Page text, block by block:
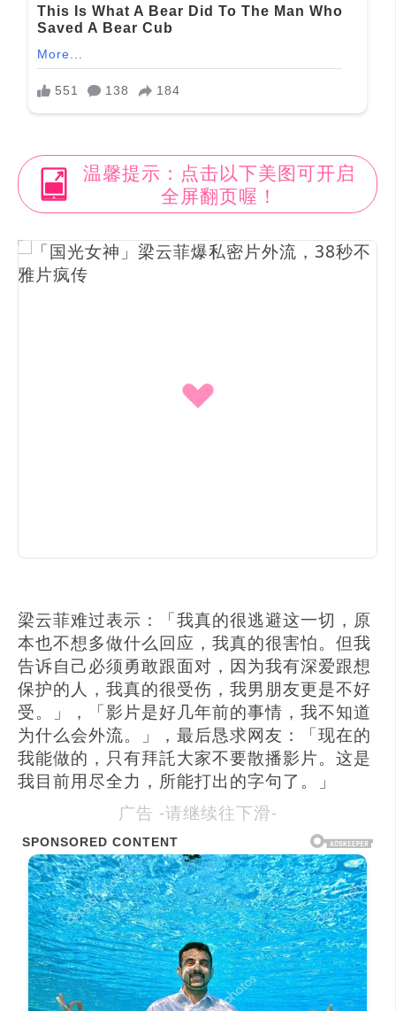
温馨提示：点击以下美图可开启
全屏翻页喔！
梁云菲难过表示：「我真的很逃避这一切，原
本也不想多做什么回应，我真的很害怕。但我
告诉自己必须勇敢跟面对，因为我有深爱跟想
保护的人，我真的很受伤，我男朋友更是不好
受。」，「影片是好几年前的事情，我不知道
为什么会外流。」，最后恳求网友：「现在的
我能做的，只有拜託大家不要散播影片。这是
我目前用尽全力，所能打出的字句了。」
广告 -请继续往下滑-